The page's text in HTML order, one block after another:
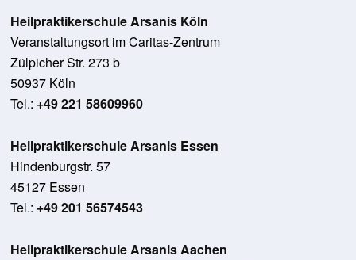
Heilpraktikerschule Arsanis Köln
Veranstaltungsort im Caritas-Zentrum
Zülpicher Str. 273 b
50937 Köln
Tel.: +49 221 58609960
Heilpraktikerschule Arsanis Essen
Hindenburgstr. 57
45127 Essen
Tel.: +49 201 56574543
Heilpraktikerschule Arsanis Aachen